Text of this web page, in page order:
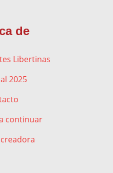
de
Libertinas
2025
continuar